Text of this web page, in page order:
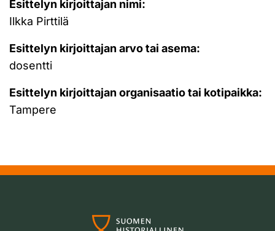
Esittelyn kirjoittajan nimi:
Ilkka Pirttilä
Esittelyn kirjoittajan arvo tai asema:
dosentti
Esittelyn kirjoittajan organisaatio tai kotipaikka:
Tampere